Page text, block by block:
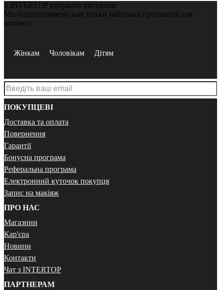
З INTERTOP купувати вигідніше
Ми надсилатимемо вам тільки найкращі пропозиції для
шопінгу
Жінкам Чоловікам Дітям
ПОКУПЦЕВІ
Доставка та оплата
Повернення
Гарантії
Бонусна програма
Реферальна програма
Електронний куточок покупця
Запис на макіяж
ПРО НАС
Магазини
Кар'єра
Новини
Контакти
Чат з INTERTOP
ПАРТНЕРАМ